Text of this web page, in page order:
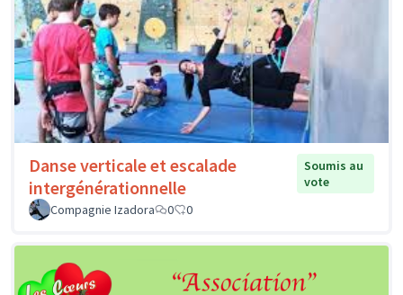
Danse verticale et escalade
intergénérationnelle
Soumis au
vote
Compagnie Izadora
0 0